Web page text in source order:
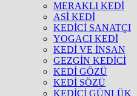
MERAKLI KEDİ
ASİ KEDİ
KEDİCİ SANATÇI
YOGACI KEDİ
KEDİ VE İNSAN
GEZGİN KEDİCİ
KEDİ GÖZÜ
KEDİ SÖZÜ
KEDİCİ GÜNLÜK